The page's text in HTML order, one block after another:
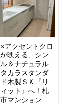
アクセントクロ
映える、シン
＆ナチュラル
カラスタンダ
木製ＳＫ『リ
ット』へ！札
マンション